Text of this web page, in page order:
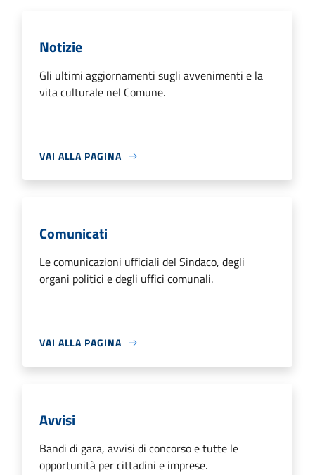
Notizie
Gli ultimi aggiornamenti sugli avvenimenti e la
vita culturale nel Comune.
VAI ALLA PAGINA
Comunicati
Le comunicazioni ufficiali del Sindaco, degli
organi politici e degli uffici comunali.
VAI ALLA PAGINA
Avvisi
Bandi di gara, avvisi di concorso e tutte le
opportunità per cittadini e imprese.